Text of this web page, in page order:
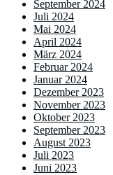
September 2024
Juli 2024
Mai 2024
April 2024
März 2024
Februar 2024
Januar 2024
Dezember 2023
November 2023
Oktober 2023
September 2023
August 2023
Juli 2023
Juni 2023